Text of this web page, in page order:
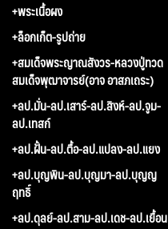
+พระเนื้อผง
+ล็อกเก็ต-รูปถ่าย
+สมเด็จพระญาณสังวร-หลวงปู่ทวด
สมเด็จพุฒาจารย์(อาจ อาสภเถระ)
+ลป.มั่น-ลป.เสาร์-ลป.สิงห์-ลป.จูม-
ลป.เทสก์
+ลป.ฝั้น-ลป.ตื้อ-ลป.แปลง-ลป.แยง
+ลป.บุญพิน-ลป.บุญมา-ลป.บุญญ
ฤทธิ์
+ลป.ดุลย์-ลป.สาม-ลป.เดช-ลป.เยื้อน